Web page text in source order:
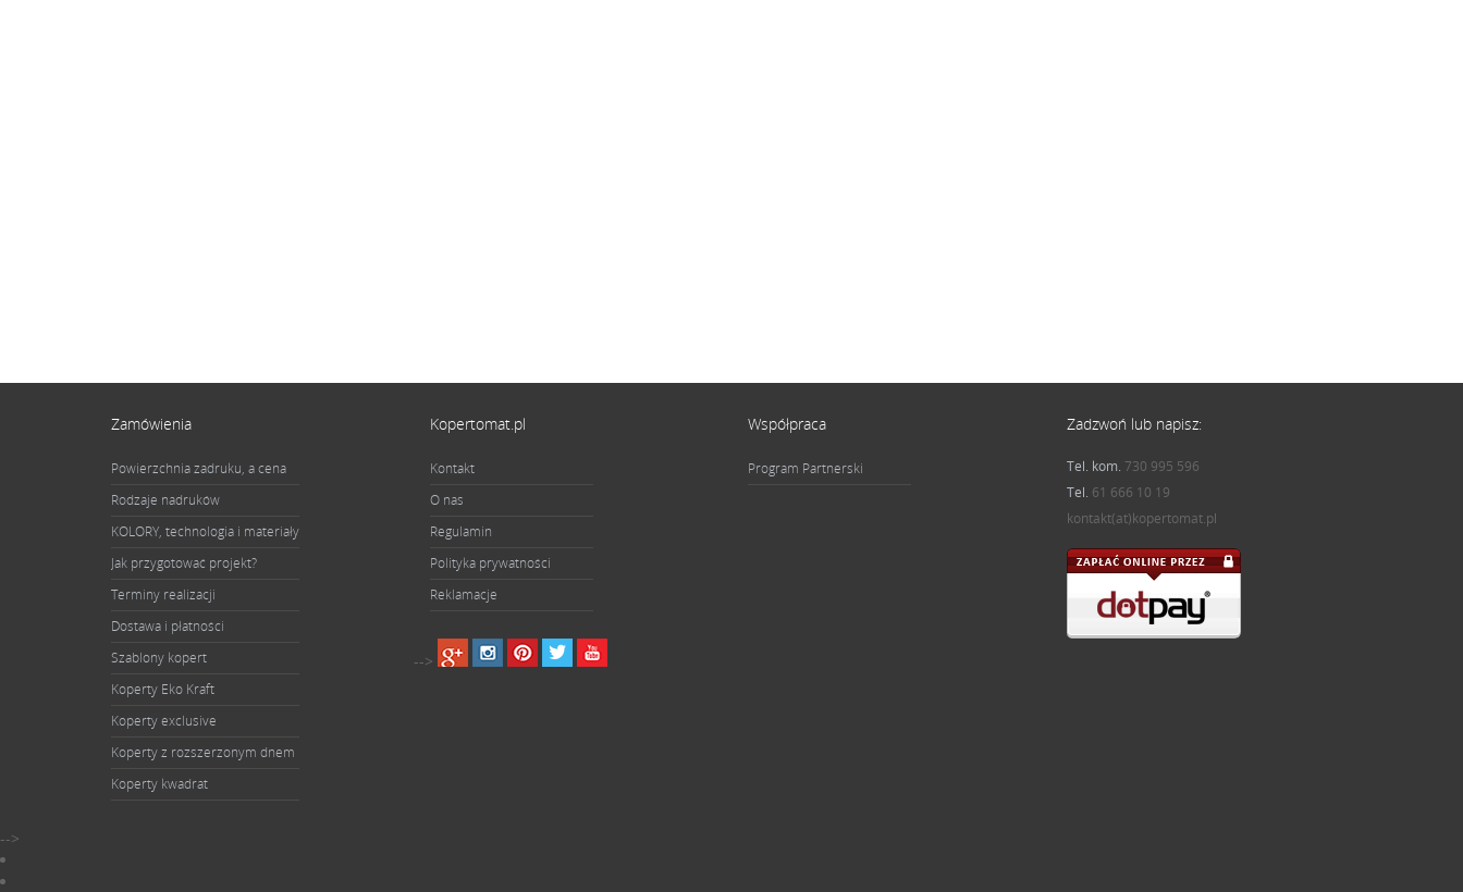
Zamówienia
Powierzchnia zadruku, a cena
Rodzaje nadruków
KOLORY, technologia i materiały
Jak przygotować projekt?
Terminy realizacji
Dostawa i płatności
Szablony kopert
Koperty Eko Kraft
Koperty exclusive
Koperty z rozszerzonym dnem
Koperty kwadrat
Kopertomat.pl
Kontakt
O nas
Regulamin
Polityka prywatności
Reklamacje
Współpraca
Program Partnerski
Zadzwoń lub napisz:
Tel. kom. 730 995 596
Tel. 61 666 10 19
kontakt(at)kopertomat.pl
-->
-->